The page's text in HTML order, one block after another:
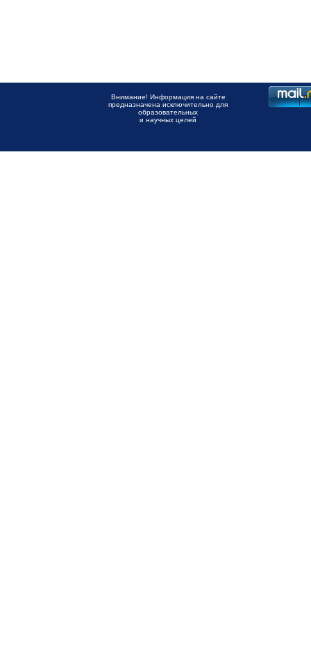
Внимание! Информация на сайте
предназначена исключительно для
образовательных
и научных целей